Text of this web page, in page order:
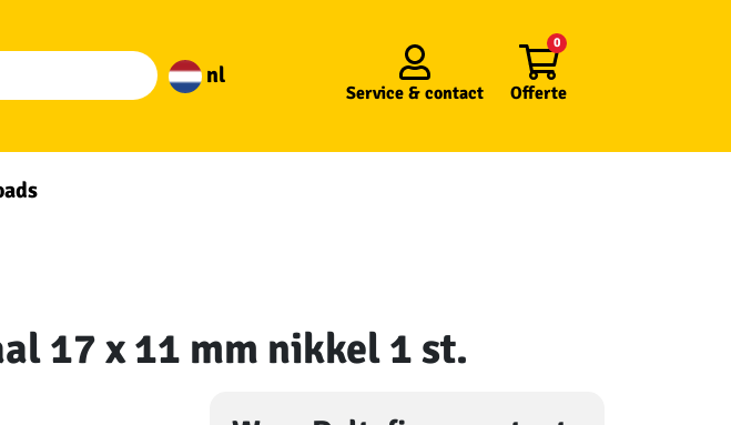
nl
Service & contact Offerte
0
17 x 11 mm nikkel 1 st.